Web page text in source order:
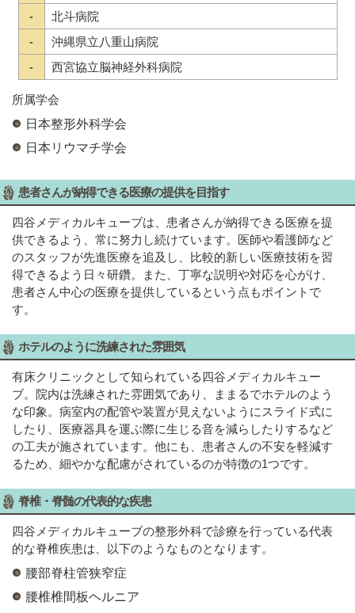
- 北斗病院
- 沖縄県立八重山病院
- 西宮協立脳神経外科病院
所属学会
日本整形外科学会
日本リウマチ学会
患者さんが納得できる医療の提供を目指す
四谷メディカルキューブは、患者さんが納得できる医療を提
供できるよう、常に努力し続けています。医師や看護師など
のスタッフが先進医療を追及し、比較的新しい医療技術を習
得できるよう日々研鑽。また、丁寧な説明や対応を心がけ、
患者さん中心の医療を提供しているという点もポイントで
す。
ホテルのように洗練された雰囲気
有床クリニックとして知られている四谷メディカルキュー
ブ。院内は洗練された雰囲気であり、ままるでホテルのよう
な印象。病室内の配管や装置が見えないようにスライド式に
したり、医療器具を運ぶ際に生じる音を減らしたりするなど
の工夫が施されています。他にも、患者さんの不安を軽減す
るため、細やかな配慮がされているのが特徴の1つです。
脊椎・脊髄の代表的な疾患
四谷メディカルキューブの整形外科で診療を行っている代表
的な脊椎疾患は、以下のようなものとなります。
腰部脊柱管狭窄症
腰椎椎間板ヘルニア